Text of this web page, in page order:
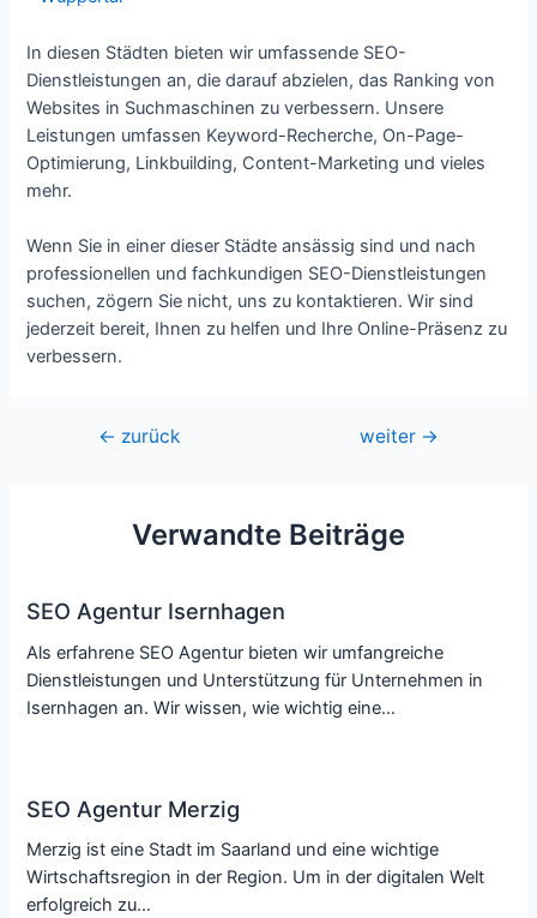
In diesen Städten bieten wir umfassende SEO-
Dienstleistungen an, die darauf abzielen, das Ranking von
Websites in Suchmaschinen zu verbessern. Unsere
Leistungen umfassen Keyword-Recherche, On-Page-
Optimierung, Linkbuilding, Content-Marketing und vieles
mehr.
Wenn Sie in einer dieser Städte ansässig sind und nach
professionellen und fachkundigen SEO-Dienstleistungen
suchen, zögern Sie nicht, uns zu kontaktieren. Wir sind
jederzeit bereit, Ihnen zu helfen und Ihre Online-Präsenz zu
verbessern.
Beitragsnavigation
← zurück weiter →
Verwandte Beiträge
SEO Agentur Isernhagen
Als erfahrene SEO Agentur bieten wir umfangreiche
Dienstleistungen und Unterstützung für Unternehmen in
Isernhagen an. Wir wissen, wie wichtig eine…
SEO Agentur Merzig
Merzig ist eine Stadt im Saarland und eine wichtige
Wirtschaftsregion in der Region. Um in der digitalen Welt
erfolgreich zu…